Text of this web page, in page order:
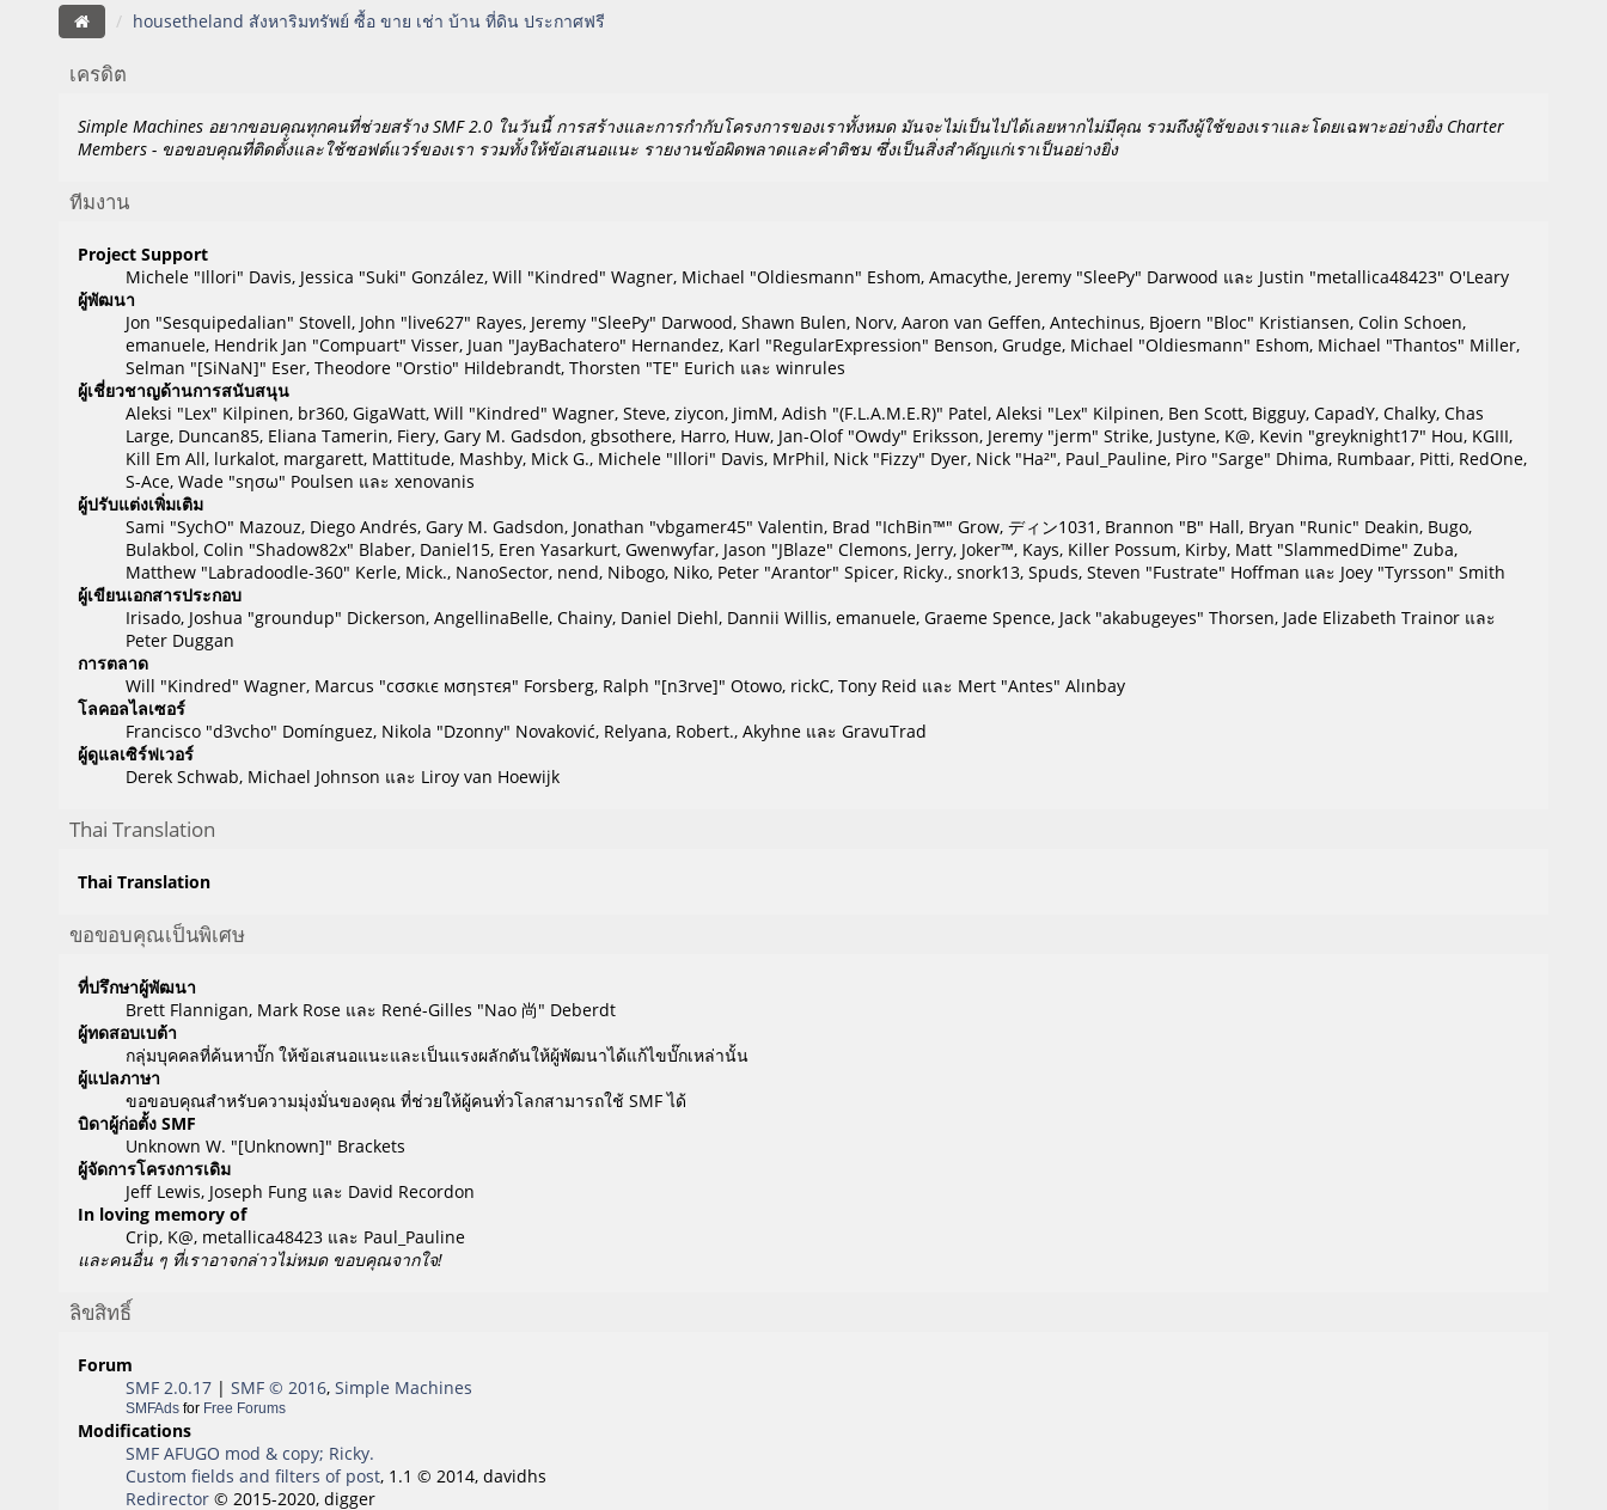
housetheland สังหาริมทรัพย์ ซื้อ ขาย เช่า บ้าน ที่ดิน ประกาศฟรี
เครดิต
Simple Machines อยากขอบคุณทุกคนที่ช่วยสร้าง SMF 2.0 ในวันนี้ การสร้างและการกำกับโครงการของเราทั้งหมด มันจะไม่เป็นไปได้เลยหากไม่มีคุณ รวมถึงผู้ใช้ของเราและโดยเฉพาะอย่างยิ่ง Charter
Members - ขอขอบคุณที่ติดตั้งและใช้ซอฟต์แวร์ของเรา รวมทั้งให้ข้อเสนอแนะ รายงานข้อผิดพลาดและคำติชม ซึ่งเป็นสิ่งสำคัญแก่เราเป็นอย่างยิ่ง
ทีมงาน
Project Support
Michele "Illori" Davis, Jessica "Suki" González, Will "Kindred" Wagner, Michael "Oldiesmann" Eshom, Amacythe, Jeremy "SleePy" Darwood และ Justin "metallica48423" O'Leary
ผู้พัฒนา
Jon "Sesquipedalian" Stovell, John "live627" Rayes, Jeremy "SleePy" Darwood, Shawn Bulen, Norv, Aaron van Geffen, Antechinus, Bjoern "Bloc" Kristiansen, Colin Schoen,
emanuele, Hendrik Jan "Compuart" Visser, Juan "JayBachatero" Hernandez, Karl "RegularExpression" Benson, Grudge, Michael "Oldiesmann" Eshom, Michael "Thantos" Miller,
Selman "[SiNaN]" Eser, Theodore "Orstio" Hildebrandt, Thorsten "TE" Eurich และ winrules
ผู้เชี่ยวชาญด้านการสนับสนุน
Aleksi "Lex" Kilpinen, br360, GigaWatt, Will "Kindred" Wagner, Steve, ziycon, JimM, Adish "(F.L.A.M.E.R)" Patel, Aleksi "Lex" Kilpinen, Ben Scott, Bigguy, CapadY, Chalky, Chas
Large, Duncan85, Eliana Tamerin, Fiery, Gary M. Gadsdon, gbsothere, Harro, Huw, Jan-Olof "Owdy" Eriksson, Jeremy "jerm" Strike, Justyne, K@, Kevin "greyknight17" Hou, KGIII,
Kill Em All, lurkalot, margarett, Mattitude, Mashby, Mick G., Michele "Illori" Davis, MrPhil, Nick "Fizzy" Dyer, Nick "Ha²", Paul_Pauline, Piro "Sarge" Dhima, Rumbaar, Pitti, RedOne,
S-Ace, Wade "sησω" Poulsen และ xenovanis
ผู้ปรับแต่งเพิ่มเติม
Sami "SychO" Mazouz, Diego Andrés, Gary M. Gadsdon, Jonathan "vbgamer45" Valentin, Brad "IchBin™" Grow, ディン1031, Brannon "B" Hall, Bryan "Runic" Deakin, Bugo,
Bulakbol, Colin "Shadow82x" Blaber, Daniel15, Eren Yasarkurt, Gwenwyfar, Jason "JBlaze" Clemons, Jerry, Joker™, Kays, Killer Possum, Kirby, Matt "SlammedDime" Zuba,
Matthew "Labradoodle-360" Kerle, Mick., NanoSector, nend, Nibogo, Niko, Peter "Arantor" Spicer, Ricky., snork13, Spuds, Steven "Fustrate" Hoffman และ Joey "Tyrsson" Smith
ผู้เขียนเอกสารประกอบ
Irisado, Joshua "groundup" Dickerson, AngellinaBelle, Chainy, Daniel Diehl, Dannii Willis, emanuele, Graeme Spence, Jack "akabugeyes" Thorsen, Jade Elizabeth Trainor และ
Peter Duggan
การตลาด
Will "Kindred" Wagner, Marcus "cσσкιє мσηѕтєя" Forsberg, Ralph "[n3rve]" Otowo, rickC, Tony Reid และ Mert "Antes" Alınbay
โลคอลไลเซอร์
Francisco "d3vcho" Domínguez, Nikola "Dzonny" Novaković, Relyana, Robert., Akyhne และ GravuTrad
ผู้ดูแลเซิร์ฟเวอร์
Derek Schwab, Michael Johnson และ Liroy van Hoewijk
Thai Translation
Thai Translation
ขอขอบคุณเป็นพิเศษ
ที่ปรึกษาผู้พัฒนา
Brett Flannigan, Mark Rose และ René-Gilles "Nao 尚" Deberdt
ผู้ทดสอบเบต้า
กลุ่มบุคคลที่ค้นหาบั๊ก ให้ข้อเสนอแนะและเป็นแรงผลักดันให้ผู้พัฒนาได้แก้ไขบั๊กเหล่านั้น
ผู้แปลภาษา
ขอขอบคุณสำหรับความมุ่งมั่นของคุณ ที่ช่วยให้ผู้คนทั่วโลกสามารถใช้ SMF ได้
บิดาผู้ก่อตั้ง SMF
Unknown W. "[Unknown]" Brackets
ผู้จัดการโครงการเดิม
Jeff Lewis, Joseph Fung และ David Recordon
In loving memory of
Crip, K@, metallica48423 และ Paul_Pauline
และคนอื่น ๆ ที่เราอาจกล่าวไม่หมด ขอบคุณจากใจ!
ลิขสิทธิ์
Forum
SMF 2.0.17 |SMF © 2016,Simple Machines
SMFAds for Free Forums
Modifications
SMF AFUGO mod & copy; Ricky.
Custom fields and filters of post, 1.1 © 2014, davidhs
Redirector © 2015-2020, digger